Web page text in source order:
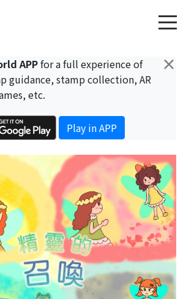
×
APPfor a full experience of
guidance, stamp collection, AR
etc.
Play in APP